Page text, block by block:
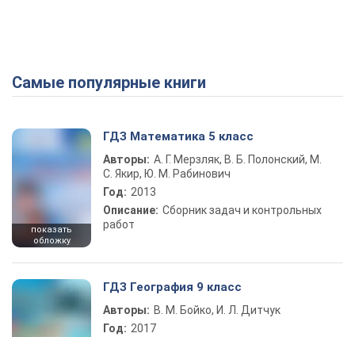
Самые популярные книги
показать
обложку
ГДЗ Математика 5 класс
Авторы: А. Г. Мерзляк, В. Б. Полонский, М.
С. Якир, Ю. М. Рабинович
Год: 2013
Описание: Сборник задач и контрольных
работ
ГДЗ География 9 класс
Авторы: В. М. Бойко, И. Л. Дитчук
Год: 2017